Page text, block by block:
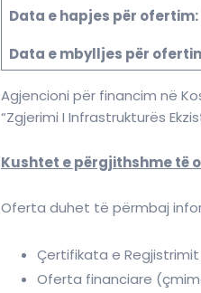
Data e hapjes për
Data e mbylljes për
Agjencioni për financim në
“Zgjerimi I Infrastrukturës
Kushtet e përgjithshme të
Oferta duhet të përmbaj
Çertifikata e
Oferta financiare